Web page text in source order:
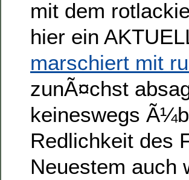
mit dem
hier ein
marschiert mit
zunÃ¤chst
keineswegs
Redlichkeit des
Neuestem auch